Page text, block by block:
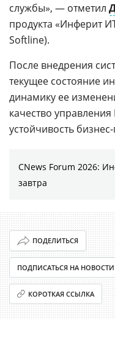
службы», — отметил
продукта «Инферит
Softline).
После внедрения
текущее состояние
динамику ее
качество
устойчивость
CNews Forum 2026:
завтра
ПОДЕЛИТЬСЯ
ПОДПИСАТЬСЯ НА НОВОСТИ
КОРОТКАЯ ССЫЛКА